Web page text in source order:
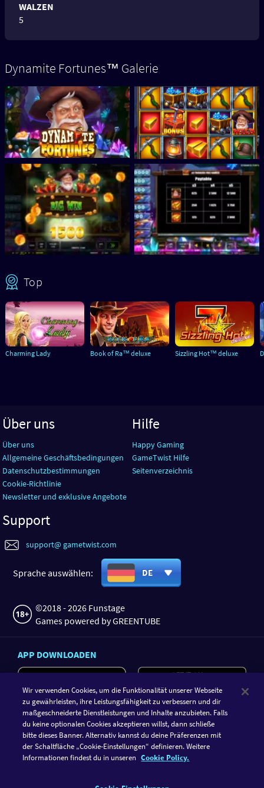
WALZEN
5
Dynamite Fortunes™ Galerie
Top
Charming Lady Book of Ra™ deluxe Sizzling Hot™ deluxe
Über uns
Über uns
Allgemeine Geschäftsbedingungen
Datenschutzbestimmungen
Cookie-Richtlinie
Newsletter und exklusive Angebote
Hilfe
Happy Gaming
GameTwist Hilfe
Seitenverzeichnis
Support
support@ gametwist.com
Sprache auswählen: DE
©2018 - 2026 Funstage
Games powered by GREENTUBE
APP DOWNLOADEN
FOLGE GAMETWIST
Wir verwenden Cookies, um die Funktionalität unserer Webseite
zu gewährleisten, ihre Leistungsfähigkeit zu verbessern und dir
maßgeschneiderte Dienstleistungen und Inhalte anzubieten. Falls
du keine optionalen Cookies akzeptieren willst, dann schließe
bitte dieses Banner. Alternativ kannst du deine Präferenzen mit
der Schaltfläche „Cookie-Einstellungen“ definieren. Weitere
Informationen findest du in unseren Cookie Policy.